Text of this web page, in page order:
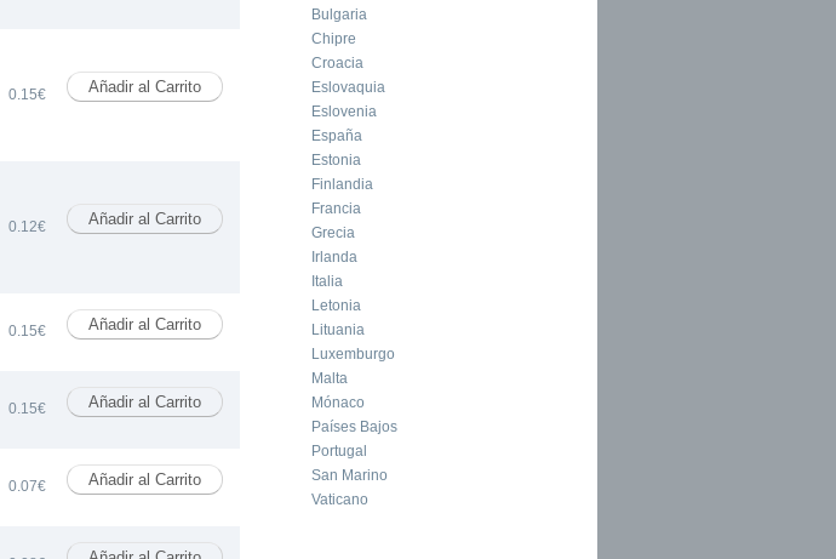
0.15€
0.12€
0.15€
0.15€
0.07€
Bulgaria
Chipre
Croacia
Eslovaquia
Eslovenia
España
Estonia
Finlandia
Francia
Grecia
Irlanda
Italia
Letonia
Lituania
Luxemburgo
Malta
Mónaco
Países Bajos
Portugal
San Marino
Vaticano